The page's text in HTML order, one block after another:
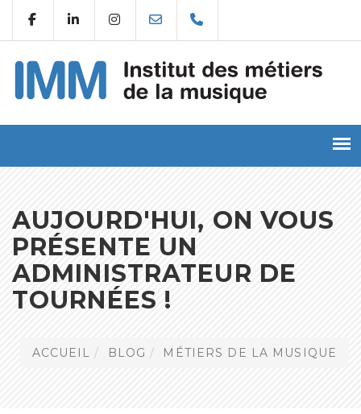
AUJOURD'HUI, ON VOUS
PRÉSENTE UN
ADMINISTRATEUR DE
TOURNÉES !
ACCUEIL BLOG MÉTIERS DE LA MUSIQUE